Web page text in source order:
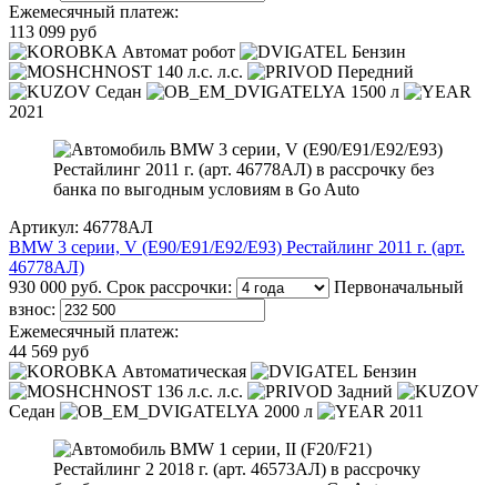
Ежемесячный платеж:
113 099 руб
Автомат робот
Бензин
140 л.с. л.с.
Передний
Седан
1500 л
2021
Артикул: 46778АЛ
BMW 3 серии, V (E90/E91/E92/E93) Рестайлинг 2011 г. (арт.
46778АЛ)
930 000 руб. Срок рассрочки:
Первоначальный
взнос:
Ежемесячный платеж:
44 569 руб
Автоматическая
Бензин
136 л.с. л.с.
Задний
Седан
2000 л 2011